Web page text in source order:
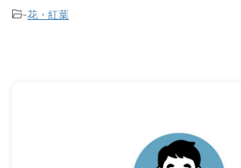
-花・紅葉